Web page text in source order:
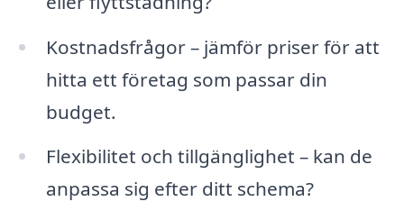
Kostnadsfrågor – jämför priser för att
hitta ett företag som passar din
budget.
Flexibilitet och tillgänglighet – kan de
anpassa sig efter ditt schema?